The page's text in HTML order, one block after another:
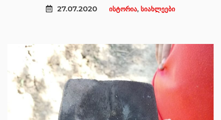
27.07.2020 ისტორია, სიახლეები